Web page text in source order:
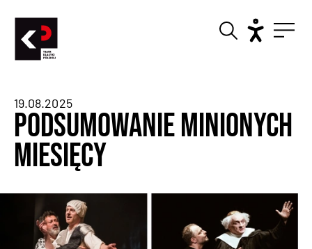
19.08.2025
Podsumowanie minionych
miesięcy